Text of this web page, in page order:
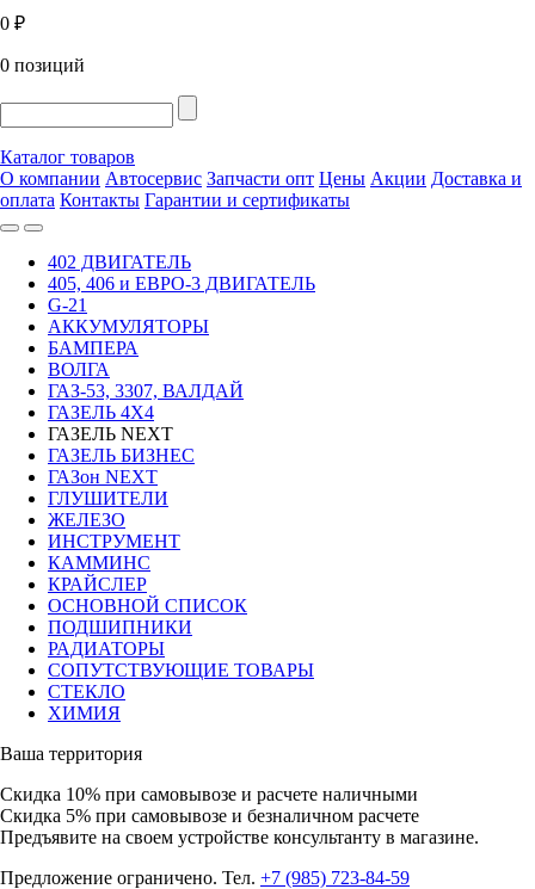
0 ₽
0 позиций
Каталог товаров
О компании Автосервис Запчасти опт Цены Акции Доставка и
оплата Контакты Гарантии и сертификаты
402 ДВИГАТЕЛЬ
405, 406 и ЕВРО-3 ДВИГАТЕЛЬ
G-21
АККУМУЛЯТОРЫ
БАМПЕРА
ВОЛГА
ГАЗ-53, 3307, ВАЛДАЙ
ГАЗЕЛЬ 4Х4
ГАЗЕЛЬ NEXT
ГАЗЕЛЬ БИЗНЕС
ГАЗон NEXT
ГЛУШИТЕЛИ
ЖЕЛЕЗО
ИНСТРУМЕНТ
КАММИНС
КРАЙСЛЕР
ОСНОВНОЙ СПИСОК
ПОДШИПНИКИ
РАДИАТОРЫ
СОПУТСТВУЮЩИЕ ТОВАРЫ
СТЕКЛО
ХИМИЯ
Ваша территория
Скидка 10% при самовывозе и расчете наличными
Скидка 5% при самовывозе и безналичном расчете
Предъявите на своем устройстве консультанту в магазине.
Предложение ограничено. Тел. +7 (985) 723-84-59